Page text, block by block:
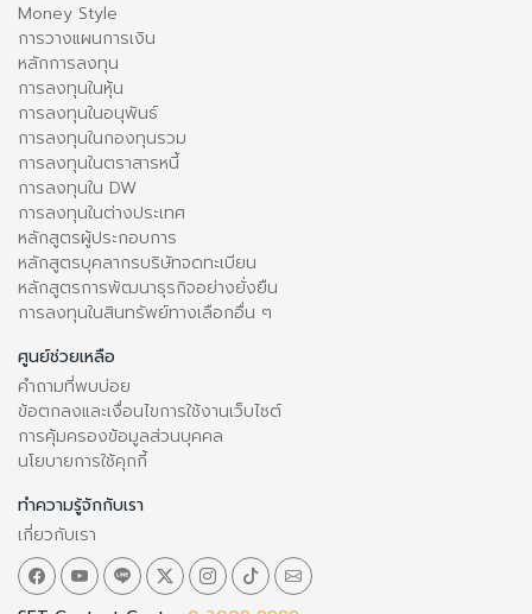
Money Style
การวางแผนการเงิน
หลักการลงทุน
การลงทุนในหุ้น
การลงทุนในอนุพันธ์
การลงทุนในกองทุนรวม
การลงทุนในตราสารหนี้
การลงทุนใน DW
การลงทุนในต่างประเทศ
หลักสูตรผู้ประกอบการ
หลักสูตรบุคลากรบริษัทจดทะเบียน
หลักสูตรการพัฒนาธุรกิจอย่างยั่งยืน
การลงทุนในสินทรัพย์ทางเลือกอื่น ๆ
ศูนย์ช่วยเหลือ
คำถามที่พบบ่อย
ข้อตกลงและเงื่อนไขการใช้งานเว็บไซต์
การคุ้มครองข้อมูลส่วนบุคคล
นโยบายการใช้คุกกี้
ทำความรู้จักกับเรา
เกี่ยวกับเรา